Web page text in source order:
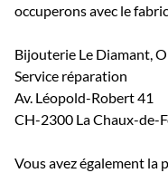
occuperons avec le
Bijouterie Le Diamant,
Service réparation
Av. Léopold-Robert 41
CH-2300 La Chaux-de-
Vous avez également la